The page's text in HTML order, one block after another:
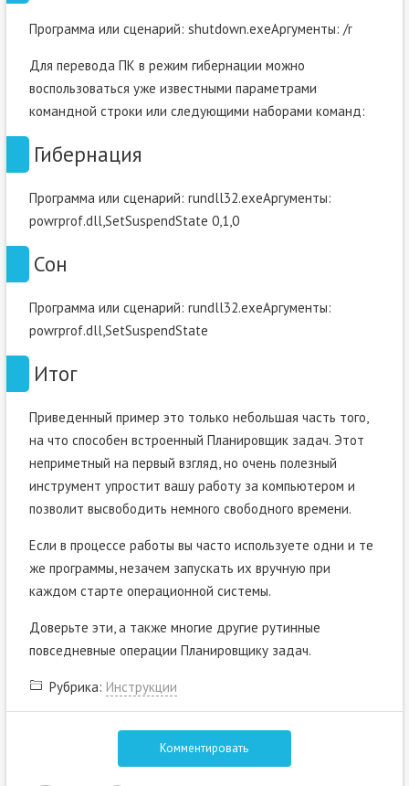
Программа или сценарий: shutdown.exeАргументы: /r
Для перевода ПК в режим гибернации можно
воспользоваться уже известными параметрами
командной строки или следующими наборами команд:
Гибернация
Программа или сценарий: rundll32.exeАргументы:
powrprof.dll,SetSuspendState 0,1,0
Сон
Программа или сценарий: rundll32.exeАргументы:
powrprof.dll,SetSuspendState
Итог
Приведенный пример это только небольшая часть того,
на что способен встроенный Планировщик задач. Этот
неприметный на первый взгляд, но очень полезный
инструмент упростит вашу работу за компьютером и
позволит высвободить немного свободного времени.
Если в процессе работы вы часто используете одни и те
же программы, незачем запускать их вручную при
каждом старте операционной системы.
Доверьте эти, а также многие другие рутинные
повседневные операции Планировщику задач.
Рубрика: Инструкции
Комментировать